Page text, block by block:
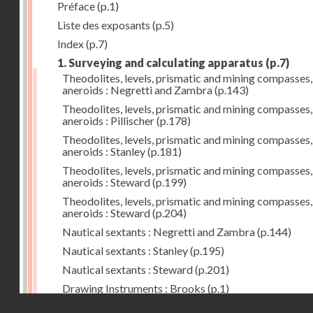
Préface(p.1)
Liste des exposants (p.5)
Index(p.7)
1. Surveying and calculating apparatus (p.7)
Theodolites, levels, prismatic and mining compasses,
aneroids : Negretti and Zambra(p.143)
Theodolites, levels, prismatic and mining compasses,
aneroids : Pillischer(p.178)
Theodolites, levels, prismatic and mining compasses,
aneroids : Stanley(p.181)
Theodolites, levels, prismatic and mining compasses,
aneroids : Steward(p.199)
Theodolites, levels, prismatic and mining compasses,
aneroids : Steward(p.204)
Nautical sextants : Negretti and Zambra(p.144)
Nautical sextants : Stanley(p.195)
Nautical sextants : Steward(p.201)
Drawing Instruments : Brooks (p.1)